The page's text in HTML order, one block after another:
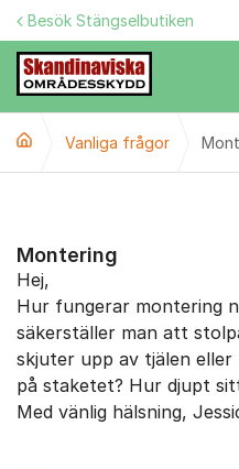
Hoppa till innehåll
Besök Stängselbutiken
Vanliga frågor
Montering
Hej,
Hur fungerar montering
säkerställer man att
skjuter upp av tjälen
på staketet? Hur djupt
Med vänlig hälsning,